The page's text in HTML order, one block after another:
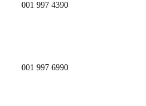
001 997 4390
001 997 6990